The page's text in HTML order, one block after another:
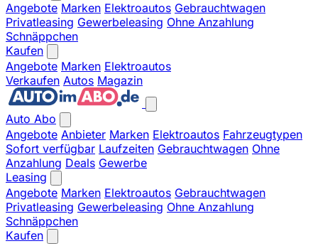
Angebote Marken Elektroautos Gebrauchtwagen
Privatleasing Gewerbeleasing Ohne Anzahlung
Schnäppchen
Kaufen
Angebote Marken Elektroautos
Verkaufen Autos Magazin
Auto Abo
Angebote Anbieter Marken Elektroautos Fahrzeugtypen
Sofort verfügbar Laufzeiten Gebrauchtwagen Ohne
Anzahlung Deals Gewerbe
Leasing
Angebote Marken Elektroautos Gebrauchtwagen
Privatleasing Gewerbeleasing Ohne Anzahlung
Schnäppchen
Kaufen